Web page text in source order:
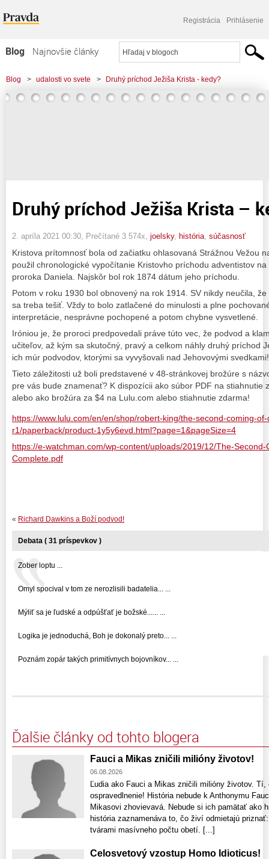
Registrácia Prihlásenie
Blog
Najnovšie články
Najčítanejšie články
Najkomentovanejšie články
Blog > udalosti vo svete > Druhý príchod Ježiša Krista - kedy?
Druhý príchod Ježiša Krista –
2. apríla 2021 00:30 , Prečítané 3 574x, joelsky, história súčasnosť
Kristova prítomnosť bola od začiatku ohlasovaná Strážnou Vežou
použil chronologické vypočítanie Kristovho príchodu adventistov na
proroka Daniela. Najskôr bol rok 1874 dátum jeho príchodu.
Potom v roku 1930 bol obnovený na rok 1914. SV nikdy neučila,
sa treba tešiť. Vždy to bolo zatlačené do minulosti a plne
interpretácie, nesprávne pochopené a potom chybne vysvetlené.
Iróniou je, že proroci predpovedali práve túto vec, že ​​podvod a
učiteľov, až kým sa skutočný, pravý a celkom náhly druhý príchod
ich múr podvodov, ktorými sa vyvyšovali nad Jehovovými svedkami!
Tieto záležitosti už boli predstavené v 48-stránkovej brožúre s
pre vás bude znamenať? K dispozícii ako súbor PDF na stiahnutie
alebo ako brožúra za $4 na Lulu.com alebo stiahnutie zdarma!
https://www.lulu.com/en/en/shop/robert-king/the-second-coming-
r1/paperback/product-1y5y6evd.html?page=1&pageSize=4
https://e-watchman.com/wp-content/uploads/2019/12/The-
Complete.pdf
« Richard Dawkins a Boží podvod!
Debata ( 31 príspevkov )
Zober loptu ...
Omyl spocival v tom ze nerozlisili badatelia... ...
Mýliť sa je ľudské a odpúšťať je božské...... ...
Logika je jednoduchá, Boh je dokonalý preto... ...
Poznám zopár takých primitívnych bojovníkov... ...
Ďalšie články od tohto blogera
Fauci a Mikas zničili milióny životov!
06.08.2026
Ľudia ako Fauci a Mikas zničili milióny životov.
ospravedlnenie! História nebude k Anthonymu
Mikasovi zhovievavá. Nebude si ich pamätať ako
história zaznamenáva to, čo živí odmietajú
tvárami masívneho počtu obetí. [...]
Celosvetový vzostup Homo Idioticus!